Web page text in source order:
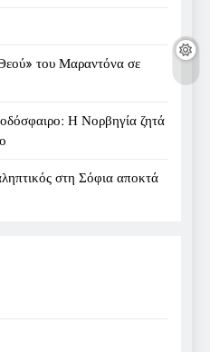
του Μαραντόνα σε
Η Νορβηγία ζητά
στη Σόφια αποκτά